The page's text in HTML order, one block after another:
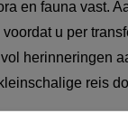
en fauna vast.
u per
herinneringen
reis